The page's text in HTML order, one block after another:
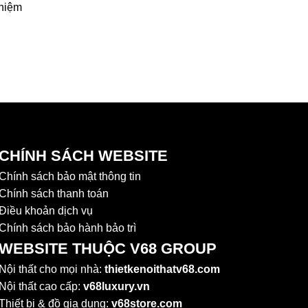
CHÍNH SÁCH WEBSITE
sách bảo mật thông tin
sách thanh toán
khoản dịch vụ
sách bảo hành bảo trì
THUỘC V68 GROUP
Nội thất cho mọi nhà: thietkenoithatv68.com
Nội thất cao cấp: v68luxury.vn
bị & đồ gia dụng: v68store.com